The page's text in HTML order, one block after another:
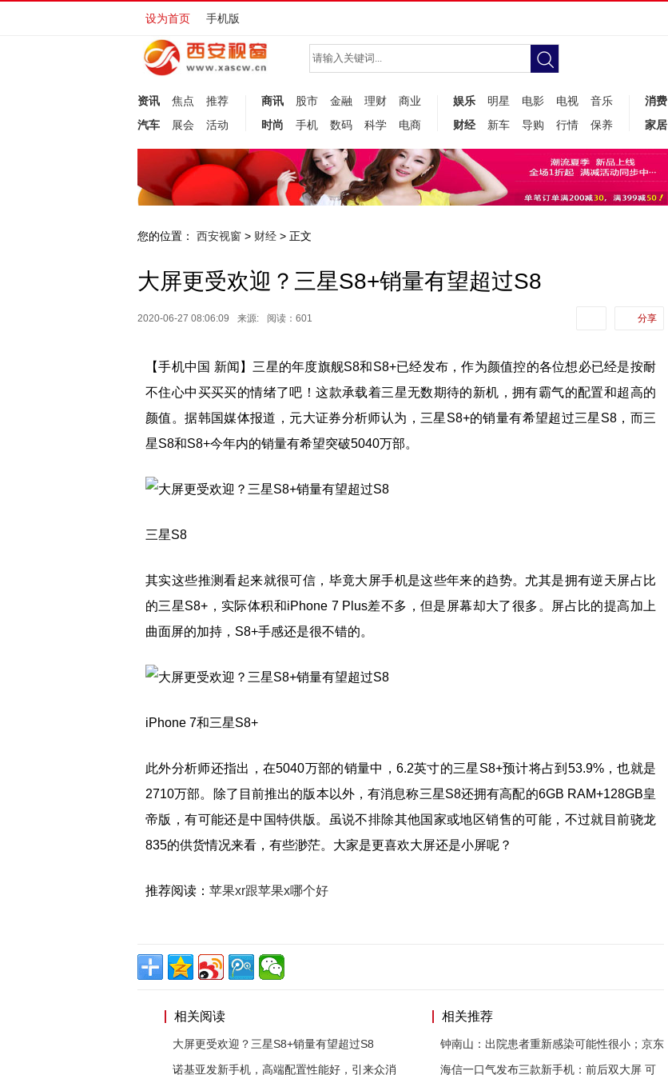
设为首页 手机版
资讯 焦点
推荐
汽车
展会 活动
商讯 股市 金融 理财
商业
时尚
手机 数码 科学 电商
娱乐 明星 电影 电视
音乐
财经
新车 导购 行情 保养
消费
家居
您的位置： 西安视窗 > 财经 > 正文
大屏更受欢迎？三星S8+销量有望超过S8
2020-06-27 08:06:09 来源: 阅读：601 分享
【手机中国 新闻】三星的年度旗舰S8和S8+已经发布，作为颜值控的各位想必已经是按耐
不住心中买买买的情绪了吧！这款承载着三星无数期待的新机，拥有霸气的配置和超高的
颜值。据韩国媒体报道，元大证券分析师认为，三星S8+的销量有希望超过三星S8，而三
星S8和S8+今年内的销量有希望突破5040万部。
三星S8
其实这些推测看起来就很可信，毕竟大屏手机是这些年来的趋势。尤其是拥有逆天屏占比
的三星S8+，实际体积和iPhone 7 Plus差不多，但是屏幕却大了很多。屏占比的提高加上
曲面屏的加持，S8+手感还是很不错的。
iPhone 7和三星S8+
此外分析师还指出，在5040万部的销量中，6.2英寸的三星S8+预计将占到53.9%，也就是
2710万部。除了目前推出的版本以外，有消息称三星S8还拥有高配的6GB RAM+128GB皇
帝版，有可能还是中国特供版。虽说不排除其他国家或地区销售的可能，不过就目前骁龙
835的供货情况来看，有些渺茫。大家是更喜欢大屏还是小屏呢？
推荐阅读： 苹果xr跟苹果x哪个好
相关阅读
大屏更受欢迎？三星S8+销量有望超过S8
诺基亚发新手机，高端配置性能好，引来众消
相关推荐
钟南山：出院患者重新感染可能性很小；京东
海信一口气发布三款新手机：前后双大屏 可